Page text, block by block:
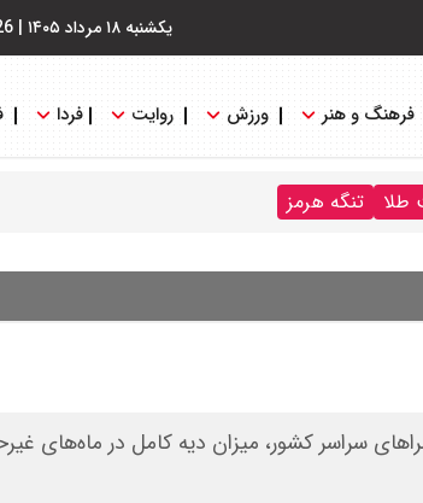
یکشنبه ۱۸ مرداد ۱۴۰۵ |
فرهنگ و هنر ورزش روایت فردا
طلا تنگه هرمز
سراسر کشور، میزان دیه کامل در ماه‌های